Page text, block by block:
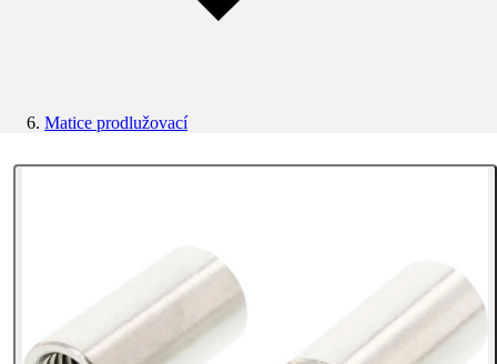
Matice prodlužovací